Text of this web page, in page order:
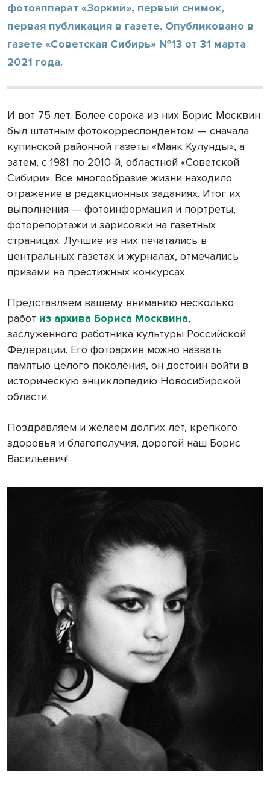
фотоаппарат «Зоркий», первый снимок,
первая публикация в газете. Опубликовано в
газете «Советская Сибирь» №13 от 31 марта
2021 года.
И вот 75 лет. Более сорока из них Борис Москвин
был штатным фотокорреспондентом — сначала
купинской районной газеты «Маяк Кулунды», а
затем, с 1981 по 2010-й, областной «Советской
Сибири». Все многообразие жизни находило
отражение в редакционных заданиях. Итог их
выполнения — фотоинформация и портреты,
фоторепортажи и зарисовки на газетных
страницах. Лучшие из них печатались в
центральных газетах и журналах, отмечались
призами на престижных конкурсах.
Представляем вашему вниманию несколько
работ из архива Бориса Москвина,
заслуженного работника культуры Российской
Федерации. Его фотоархив можно назвать
памятью целого поколения, он достоин войти в
историческую энциклопедию Новосибирской
области.
Поздравляем и желаем долгих лет, крепкого
здоровья и благополучия, дорогой наш Борис
Васильевич!